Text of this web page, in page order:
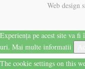
Web design
Experiența pe acest site va fi
uri. Mai multe informatii
The cookie settings on this